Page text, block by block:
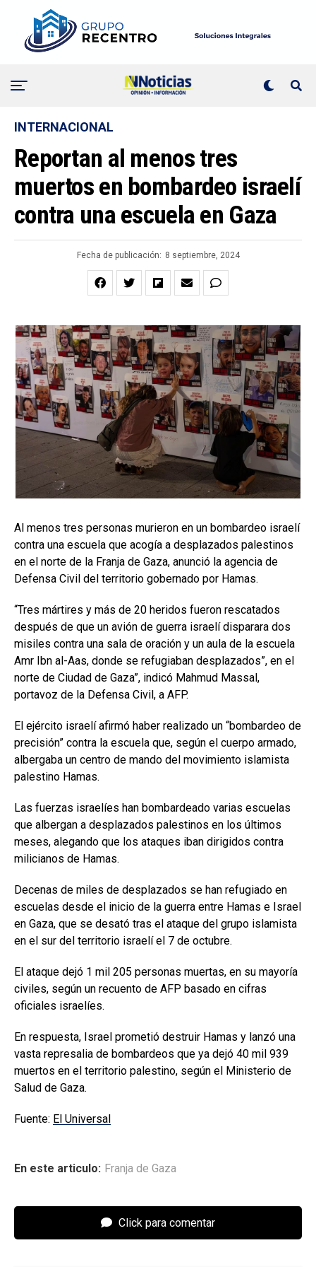
INTERNACIONAL
Reportan al menos tres
muertos en bombardeo israelí
contra una escuela en Gaza
Fecha de publicación: 8 septiembre, 2024
Al menos tres personas murieron en un bombardeo israelí
contra una escuela que acogía a desplazados palestinos
en el norte de la Franja de Gaza, anunció la agencia de
Defensa Civil del territorio gobernado por Hamas.
“Tres mártires y más de 20 heridos fueron rescatados
después de que un avión de guerra israelí disparara dos
misiles contra una sala de oración y un aula de la escuela
Amr Ibn al-Aas, donde se refugiaban desplazados”, en el
norte de Ciudad de Gaza”, indicó Mahmud Massal,
portavoz de la Defensa Civil, a AFP.
El ejército israelí afirmó haber realizado un “bombardeo de
precisión” contra la escuela que, según el cuerpo armado,
albergaba un centro de mando del movimiento islamista
palestino Hamas.
Las fuerzas israelíes han bombardeado varias escuelas
que albergan a desplazados palestinos en los últimos
meses, alegando que los ataques iban dirigidos contra
milicianos de Hamas.
Decenas de miles de desplazados se han refugiado en
escuelas desde el inicio de la guerra entre Hamas e Israel
en Gaza, que se desató tras el ataque del grupo islamista
en el sur del territorio israelí el 7 de octubre.
El ataque dejó 1 mil 205 personas muertas, en su mayoría
civiles, según un recuento de AFP basado en cifras
oficiales israelíes.
En respuesta, Israel prometió destruir Hamas y lanzó una
vasta represalia de bombardeos que ya dejó 40 mil 939
muertos en el territorio palestino, según el Ministerio de
Salud de Gaza.
Fuente: El Universal
En este articulo: Franja de Gaza
Click para comentar